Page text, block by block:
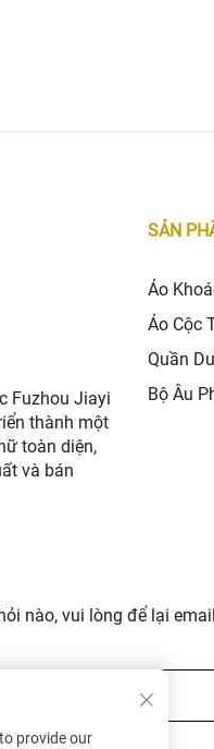
Fuzhou Jiayi
thành một
toàn diện,
và bán
SẢN
Áo
Áo Cộc
Quần
Bộ Âu
nào, vui lòng để lại
provide our